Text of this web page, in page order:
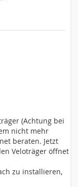
(Achtung bei
nicht mehr
beraten. Jetzt
Veloträger öffnet
zu installieren,